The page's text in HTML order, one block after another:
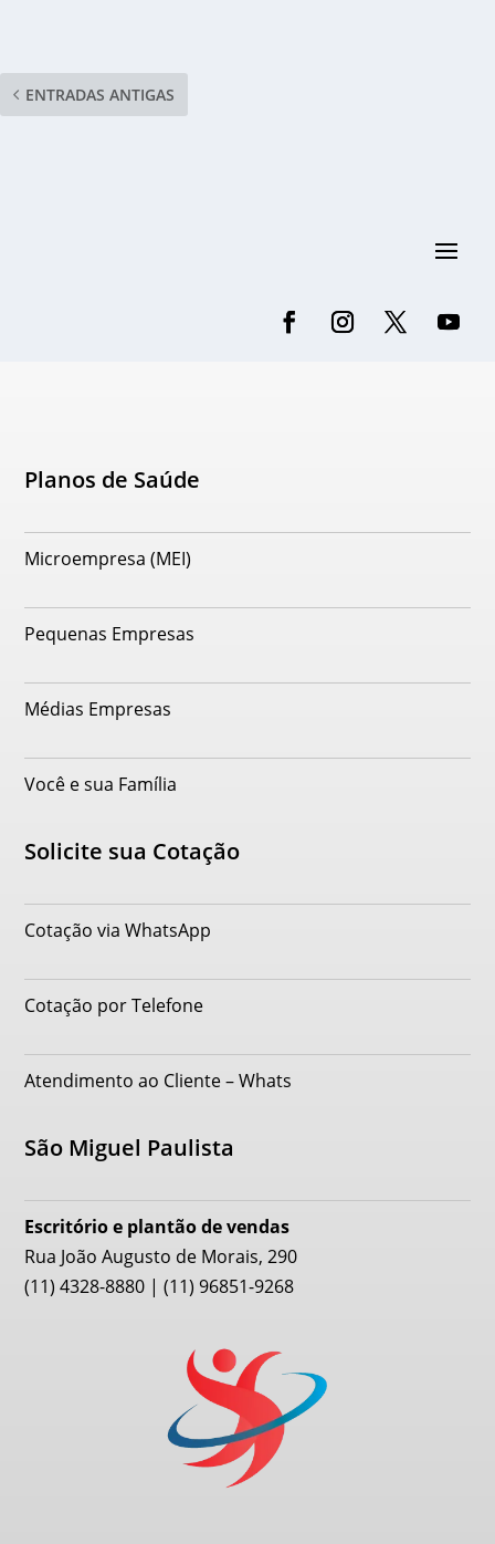
ENTRADAS ANTIGAS
Planos de Saúde
Microempresa (MEI)
Pequenas Empresas
Médias Empresas
Você e sua Família
Solicite sua Cotação
Cotação via WhatsApp
Cotação por Telefone
Atendimento ao Cliente – Whats
São Miguel Paulista
Escritório e plantão de vendas
Rua João Augusto de Morais, 290
(11) 4328-8880 | (11) 96851-9268